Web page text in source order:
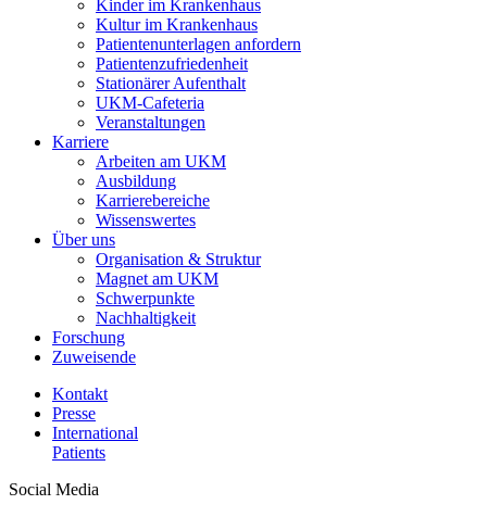
Kinder im Krankenhaus
Kultur im Krankenhaus
Patientenunterlagen anfordern
Patientenzufriedenheit
Stationärer Aufenthalt
UKM-Cafeteria
Veranstaltungen
Karriere
Arbeiten am UKM
Ausbildung
Karrierebereiche
Wissenswertes
Über uns
Organisation & Struktur
Magnet am UKM
Schwerpunkte
Nachhaltigkeit
Forschung
Zuweisende
Kontakt
Presse
International
Patients
Social Media